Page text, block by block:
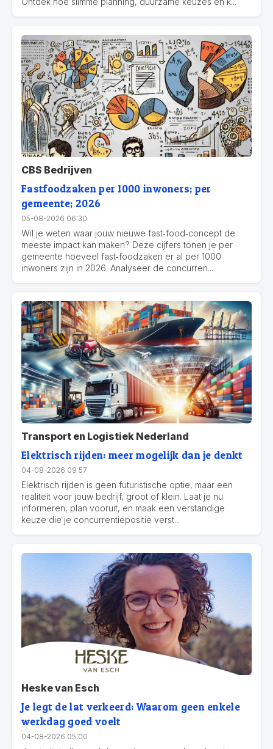
CBS Bedrijven
Fastfoodzaken per 1000 inwoners; per
gemeente; 2026
05-08-2026 06:30
Wil je weten waar jouw nieuwe fast‑food‑concept de
meeste impact kan maken? Deze cijfers tonen je per
gemeente hoeveel fast‑foodzaken er al per 1000
inwoners zijn in 2026. Analyseer de concurren...
Transport en Logistiek Nederland
Elektrisch rijden: meer mogelijk dan je denkt
04-08-2026 09:57
Elektrisch rijden is geen futuristische optie, maar een
realiteit voor jouw bedrijf, groot of klein. Laat je nu
informeren, plan vooruit, en maak een verstandige
keuze die je concurrentiepositie verst...
Heske van Esch
Je legt de lat verkeerd: Waarom geen enkele
werkdag goed voelt
04-08-2026 05:00